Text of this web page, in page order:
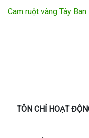
Cam ruột vàng Tây Ban
TÔN CHỈ HOẠT